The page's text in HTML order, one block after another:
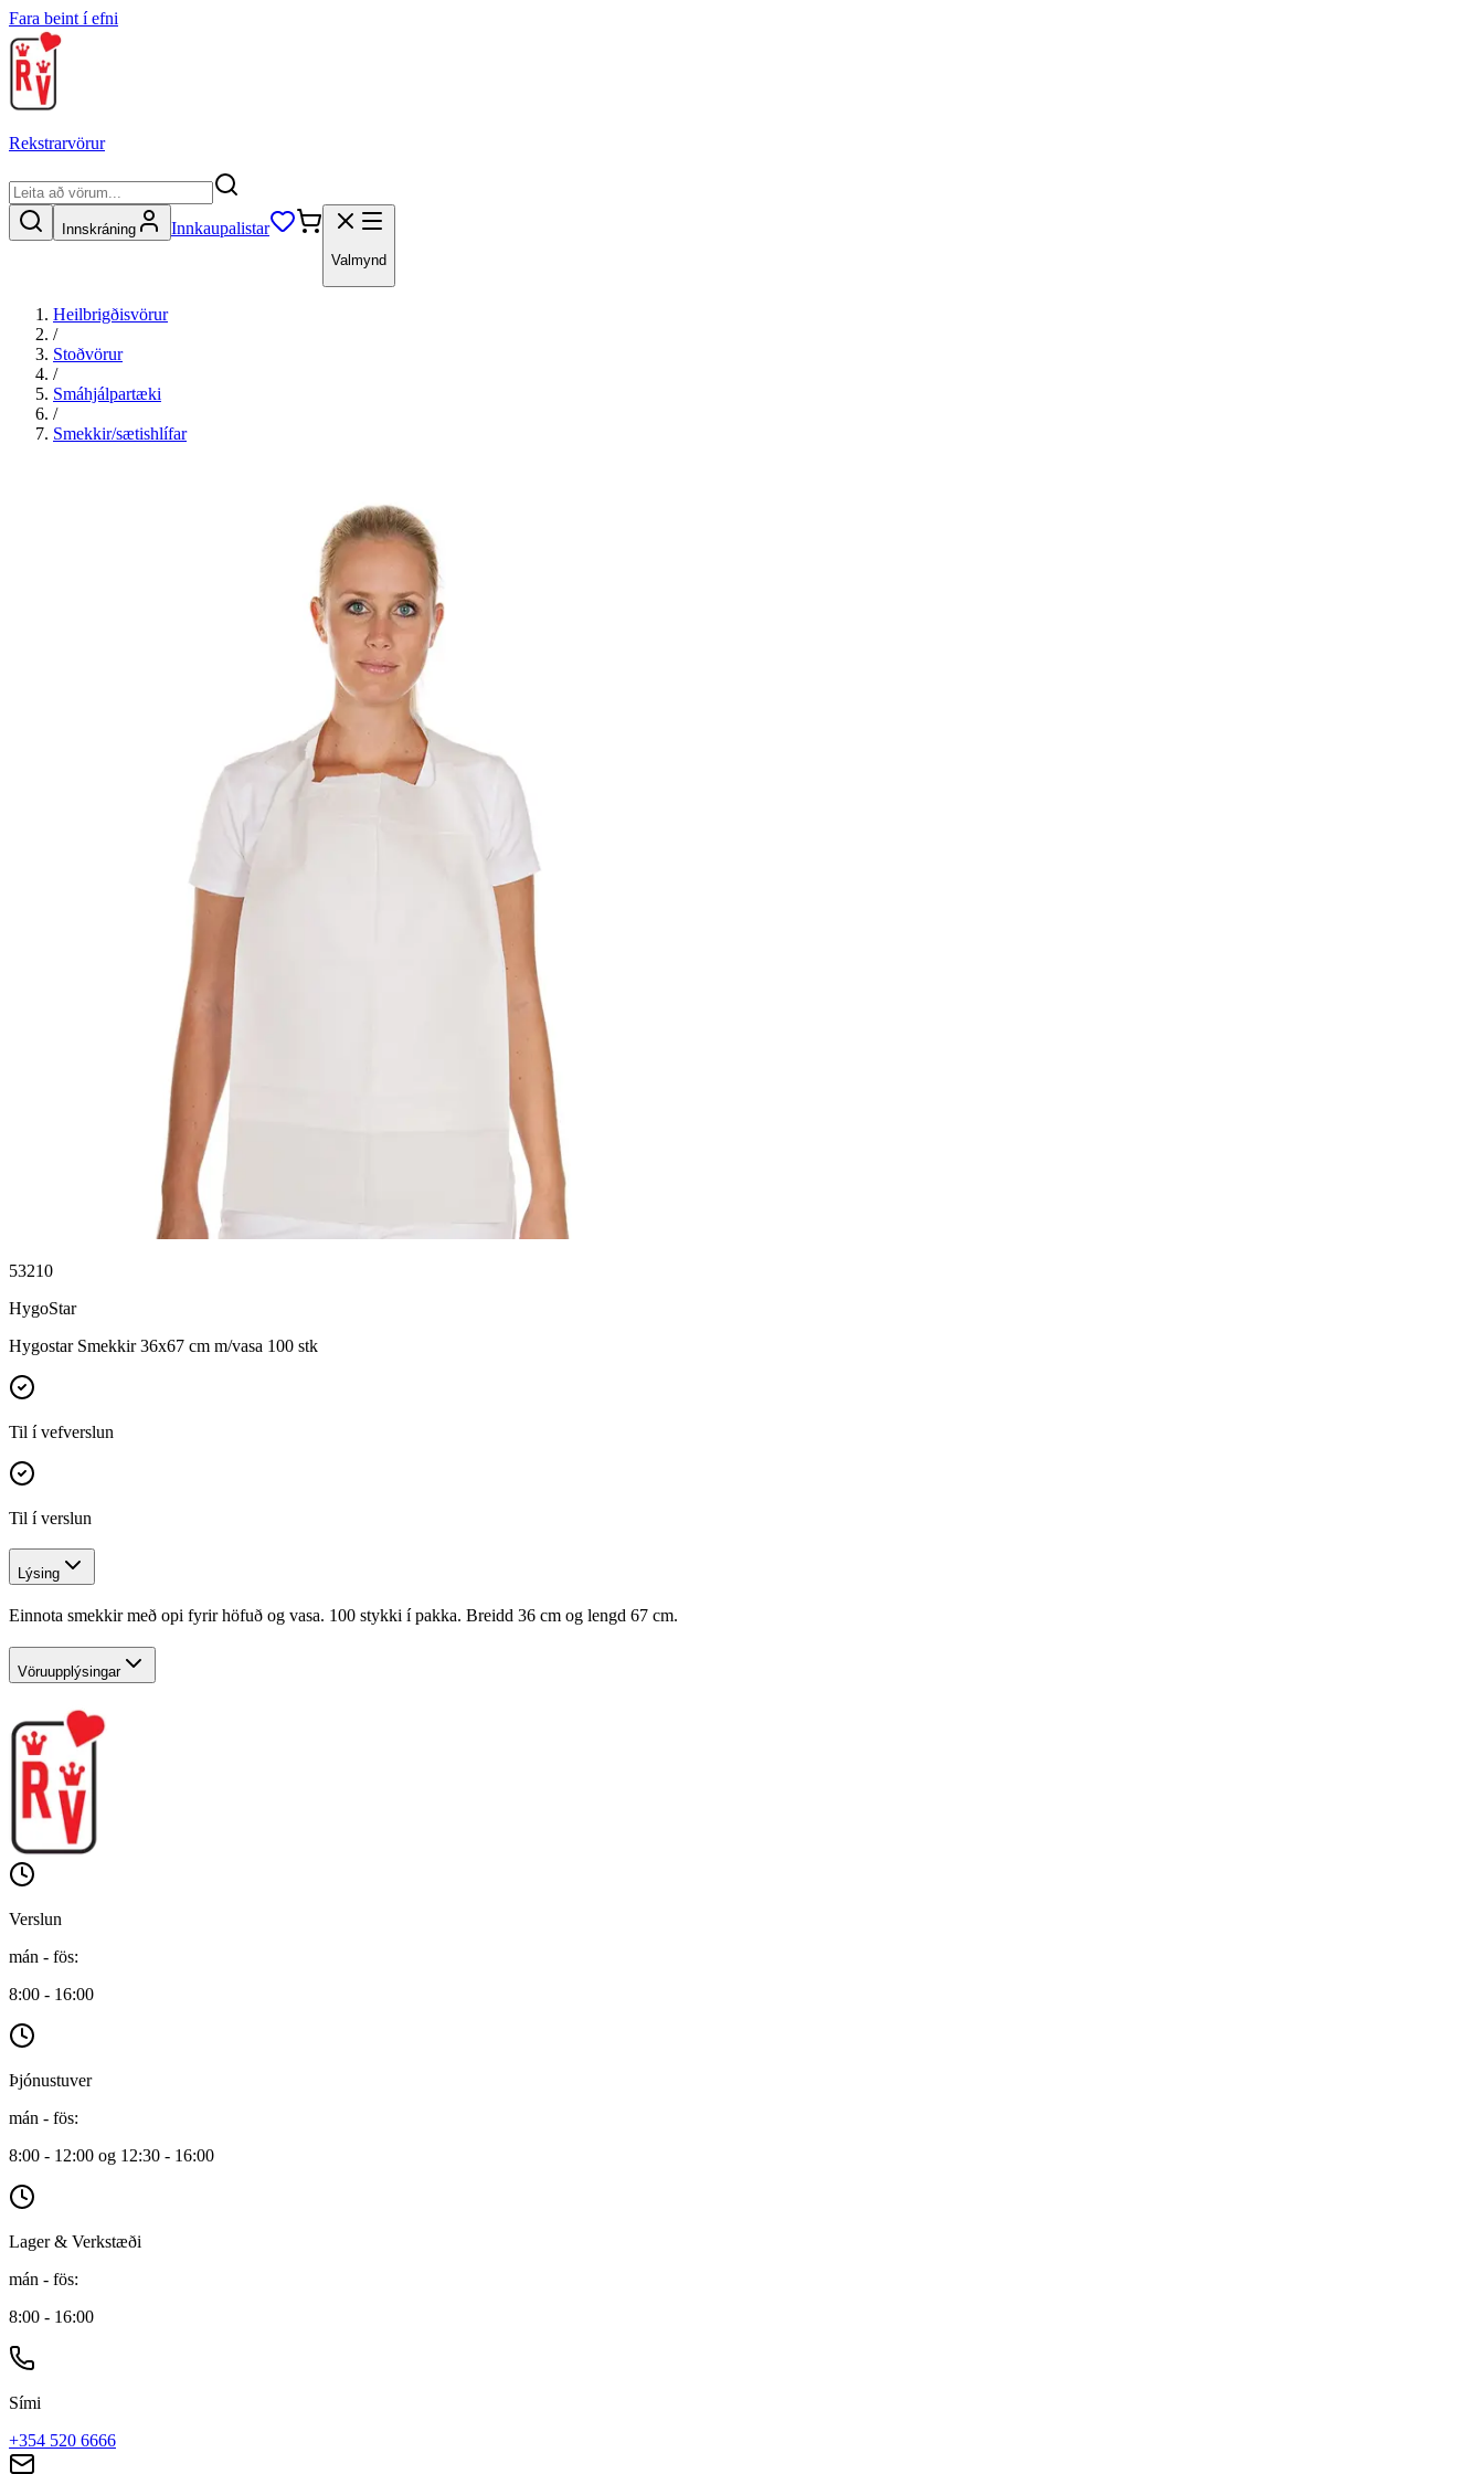
Fara beint í efni
Rekstrarvörur
Innskráning Innkaupalistar
Valmynd
Heilbrigðisvörur
/
Stoðvörur
/
Smáhjálpartæki
/
Smekkir/sætishlífar
53210
HygoStar
Hygostar Smekkir 36x67 cm m/vasa 100 stk
Til í vefverslun
Til í verslun
Lýsing
Einnota smekkir með opi fyrir höfuð og vasa. 100 stykki í pakka. Breidd 36 cm og lengd 67 cm.
Vöruupplýsingar
Verslun
mán - fös:
8:00 - 16:00
Þjónustuver
mán - fös:
8:00 - 12:00 og 12:30 - 16:00
Lager & Verkstæði
mán - fös:
8:00 - 16:00
Sími
+354 520 6666